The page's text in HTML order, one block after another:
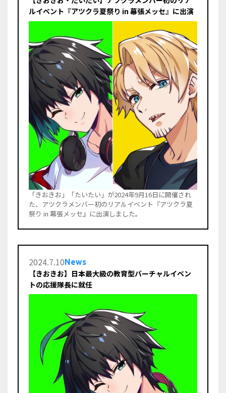
ルイベント『アツクラ夏祭り in 幕張メッセ』に出演
「きおきお」「たいたい」が2024年9月16日に開催され
た、アツクラメンバー初のリアルイベント『アツクラ夏
祭り in 幕張メッセ』に出演しました。
2024.7.10News
【きおきお】日本最大級の教育型バーチャルイベン
トの応援隊長に就任